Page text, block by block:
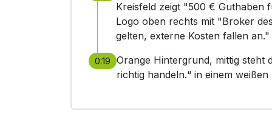
Kreisfeld zeigt "500 € Guthaben
Logo oben rechts mit "Broker
gelten, externe Kosten fallen
0:19
Orange Hintergrund, mittig steht
richtig handeln.“ in einem weißen